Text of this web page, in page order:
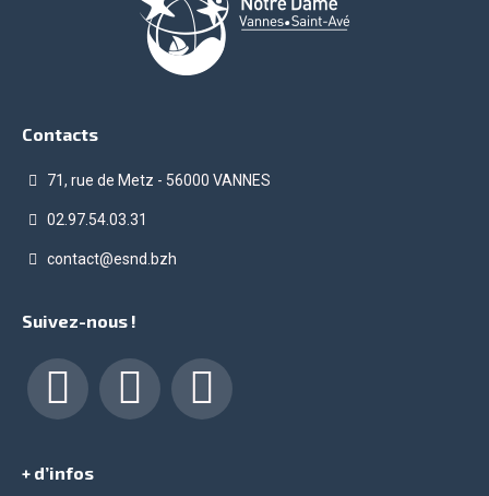
Contacts
71, rue de Metz - 56000 VANNES
02.97.54.03.31
contact@esnd.bzh
Suivez-nous !
Facebook LinkedIn Instagram
+ d’infos